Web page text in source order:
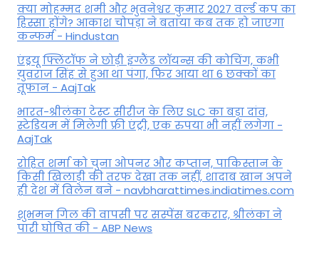
क्या मोहम्मद शमी और भुवनेश्वर कुमार 2027 वर्ल्ड कप का
हिस्सा होंगे? आकाश चोपड़ा ने बताया कब तक हो जाएगा
कन्फर्म - Hindustan
एंड्रयू फ्लिंटॉफ ने छोड़ी इंग्लैंड लॉयन्स की कोच‍िंग, कभी
युवराज सिंह से हुआ था पंगा, फ‍िर आया था 6 छक्कों का
तूफान - AajTak
भारत-श्रीलंका टेस्ट सीरीज के लिए SLC का बड़ा दांव,
स्टेडियम में मिलेगी फ्री एंट्री, एक रुपया भी नहीं लगेगा -
AajTak
रोहित शर्मा को चुना ओपनर और कप्तान, पाकिस्तान के
किसी खिलाड़ी की तरफ देखा तक नहीं, शादाब खान अपने
ही देश में विलेन बने - navbharattimes.indiatimes.com
शुभमन गिल की वापसी पर सस्पेंस बरकरार, श्रीलंका ने
पारी घोषित की - ABP News